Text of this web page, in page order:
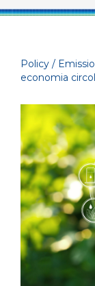
Policy /
economia